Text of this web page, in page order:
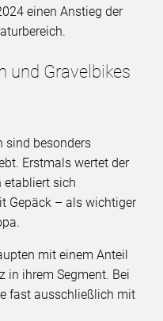
einen Anstieg der
und Gravelbikes
sind besonders
Erstmals wertet der
etabliert sich
Gepäck – als wichtiger
mit einem Anteil
in ihrem Segment. Bei
fast ausschließlich mit